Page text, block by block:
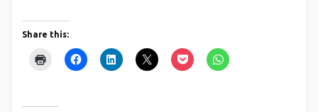
Share this: